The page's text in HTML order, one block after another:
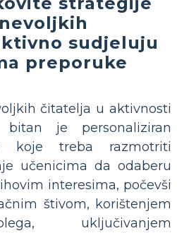
sudjeluju
preporuke
čitatelja u aktivnosti
je personaliziran
koje treba razmotriti
učenicima da odaberu
interesima, počevši
štivom, korištenjem
uključivanjem